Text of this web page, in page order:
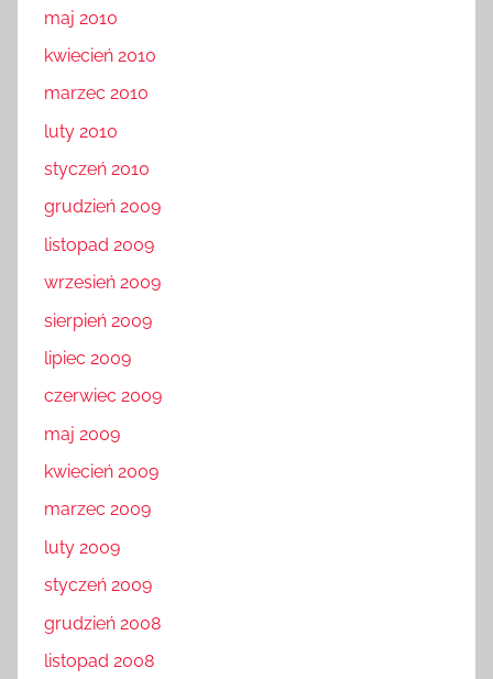
maj 2010
kwiecień 2010
marzec 2010
luty 2010
styczeń 2010
grudzień 2009
listopad 2009
wrzesień 2009
sierpień 2009
lipiec 2009
czerwiec 2009
maj 2009
kwiecień 2009
marzec 2009
luty 2009
styczeń 2009
grudzień 2008
listopad 2008